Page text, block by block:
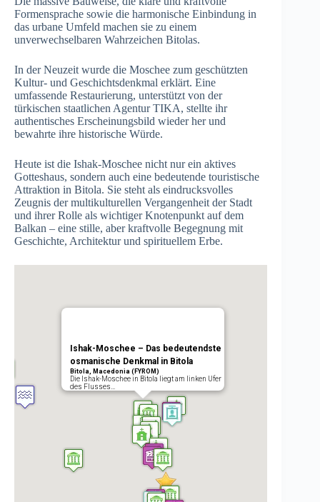
Formensprache sowie die harmonische Einbindung in
das urbane Umfeld machen sie zu einem
unverwechselbaren Wahrzeichen Bitolas.
In der Neuzeit wurde die Moschee zum geschützten
Kultur- und Geschichtsdenkmal erklärt. Eine
umfassende Restaurierung, unterstützt von der
türkischen staatlichen Agentur TIKA, stellte ihr
authentisches Erscheinungsbild wieder her und
bewahrte ihre historische Würde.
Heute ist die Ishak-Moschee nicht nur ein aktives
Gotteshaus, sondern auch eine bedeutende touristische
Attraktion in Bitola. Sie steht als eindrucksvolles
Zeugnis der multikulturellen Vergangenheit der Stadt
und ihrer Rolle als wichtiger Knotenpunkt auf dem
Balkan – eine stille, aber kraftvolle Begegnung mit
Geschichte, Architektur und spirituellem Erbe.
Ishak-Moschee – Das bedeutendste
osmanische Denkmal in Bitola
Bitola, Macedonia (FYROM)
Die Ishak-Moschee in Bitola liegt am linken Ufer
des Flusses…